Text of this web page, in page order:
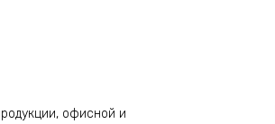
офисной и